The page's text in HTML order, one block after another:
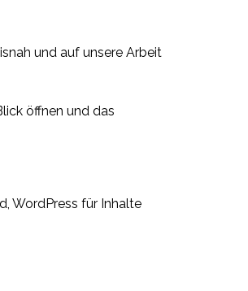
und auf unsere Arbeit
öffnen und das
WordPress für Inhalte